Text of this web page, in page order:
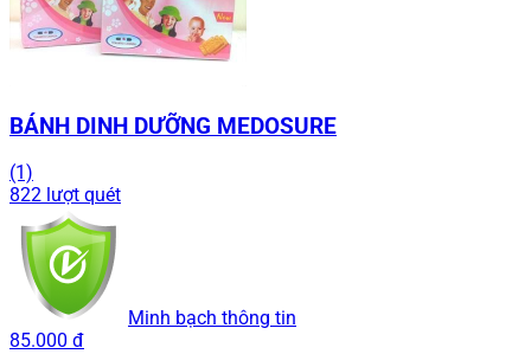
BÁNH DINH DƯỠNG MEDOSURE
(1)
822 lượt quét
Minh bạch thông tin
85.000 đ